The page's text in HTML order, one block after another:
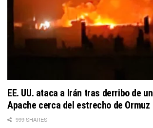
EE. UU. ataca a Irán tras derribo de un
Apache cerca del estrecho de Ormuz
999 SHARES